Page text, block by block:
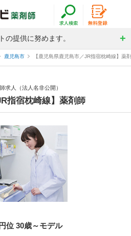
の提供に努めます。
鹿児島市 【鹿児島県鹿児島市／JR指宿枕崎線】
求人（法人名非公開）
指宿枕崎線】薬剤師
位 30歳～モデル